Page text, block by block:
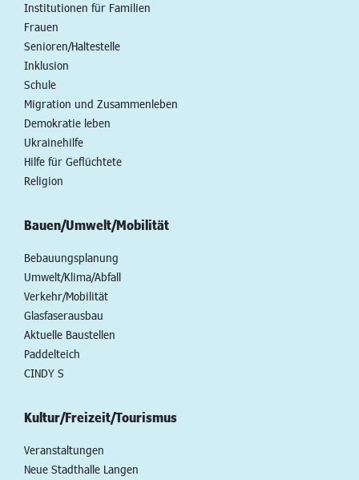
Institutionen für Familien
Frauen
Senioren/Haltestelle
Inklusion
Schule
Migration und Zusammenleben
Demokratie leben
Ukrainehilfe
Hilfe für Geflüchtete
Religion
Bauen/Umwelt/Mobilität
Bebauungsplanung
Umwelt/Klima/Abfall
Verkehr/Mobilität
Glasfaserausbau
Aktuelle Baustellen
Paddelteich
CINDY S
Kultur/Freizeit/Tourismus
Veranstaltungen
Neue Stadthalle Langen